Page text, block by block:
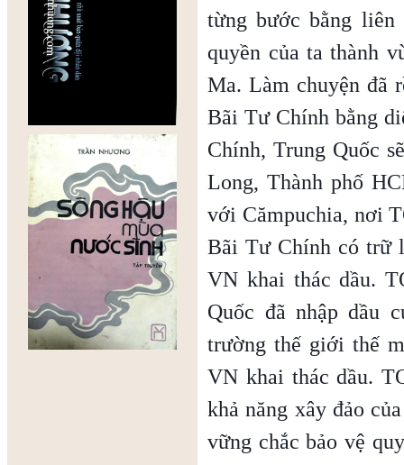
từng bước bằng liên
quyền của ta thành
Ma. Làm chuyện đã
Bãi Tư Chính bằng
Chính, Trung Quốc
Long, Thành phố
với Cămpuchia, nơi
Bãi Tư Chính có trữ
VN khai thác dầu.
Quốc đã nhập dầu
trường thế giới thế
VN khai thác dầu.
khả năng xây đảo
vững chắc bảo vệ